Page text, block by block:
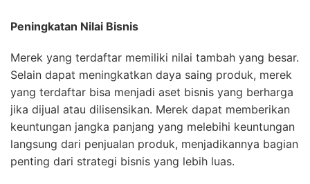
Peningkatan Nilai Bisnis
Merek yang terdaftar memiliki nilai tambah yang besar.
Selain dapat meningkatkan daya saing produk, merek
yang terdaftar bisa menjadi aset bisnis yang berharga
jika dijual atau dilisensikan. Merek dapat memberikan
keuntungan jangka panjang yang melebihi keuntungan
langsung dari penjualan produk, menjadikannya bagian
penting dari strategi bisnis yang lebih luas.